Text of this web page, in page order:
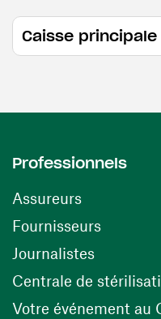
Caisse principale
Professionnels
Assureurs
Fournisseurs(opens
Journalistes
Centrale de
Votre événement au